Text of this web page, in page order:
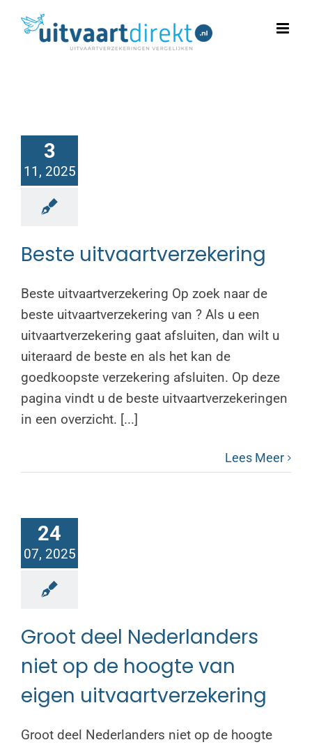
naar
3
11, 2025
Beste uitvaartverzekering
Beste uitvaartverzekering Op zoek naar de
beste uitvaartverzekering van ? Als u een
uitvaartverzekering gaat afsluiten, dan wilt u
uiteraard de beste en als het kan de
goedkoopste verzekering afsluiten. Op deze
pagina vindt u de beste uitvaartverzekeringen
in een overzicht. [...]
Lees Meer
24
07, 2025
Groot deel Nederlanders
niet op de hoogte van
eigen uitvaartverzekering
Groot deel Nederlanders niet op de hoogte